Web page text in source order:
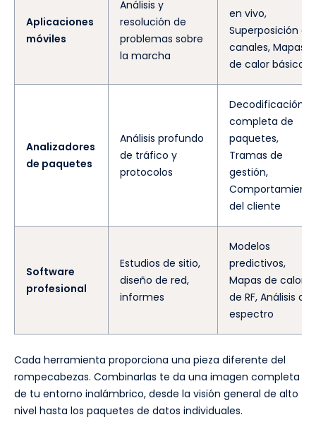
Aplicaciones
móviles
Análisis y
resolución de
problemas sobre
la marcha
en vivo,
Superposición de
canales, Mapas
de calor básicos
Analizadores
de paquetes
Análisis profundo
de tráfico y
protocolos
Decodificación
completa de
paquetes,
Tramas de
gestión,
Comportamiento
del cliente
Software
profesional
Estudios de sitio,
diseño de red,
informes
Modelos
predictivos,
Mapas de calor
de RF, Análisis de
espectro
Cada herramienta proporciona una pieza diferente del
rompecabezas. Combinarlas te da una imagen completa
de tu entorno inalámbrico, desde la visión general de alto
nivel hasta los paquetes de datos individuales.